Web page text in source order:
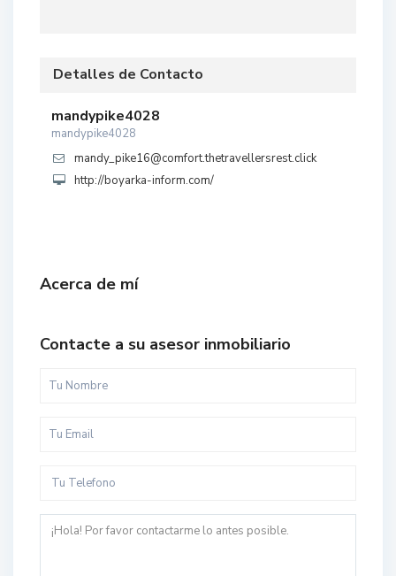
Detalles de Contacto
mandypike4028
mandypike4028
mandy_pike16@comfort.thetravellersrest.click
http://boyarka-inform.com/
Acerca de mí
Contacte a su asesor inmobiliario